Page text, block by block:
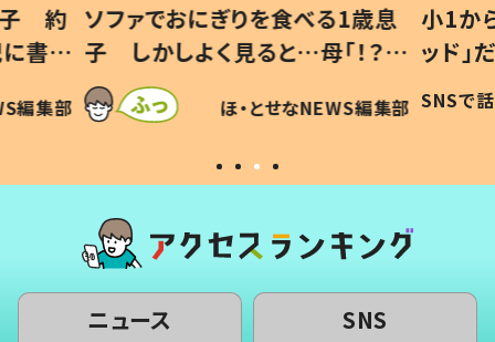
歳息
？」
編集部
小1から不登校、息子は「ギフテ
ッド」だった 父が“ウチ給食”を
作り続ける理由とは #令和の親
#令和の子
SNSで話題 ほ・とせなNEWS編集部
ひ孫
が、抱
「涙
い」
ニュース SNS